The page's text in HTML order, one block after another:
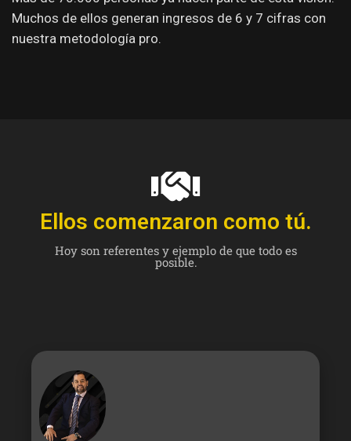
Muchos de ellos generan ingresos de 6 y 7 cifras con
nuestra metodología pro.
Ellos comenzaron como tú.
Hoy son referentes y ejemplo de que todo es
posible.